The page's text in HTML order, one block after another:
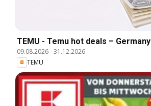
TEMU - Temu hot deals – Germany
09.08.2026-31.12.2026
TEMU